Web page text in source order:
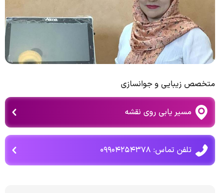
متخصص زیبایی و جوانسازی
مسیر یابی روی نقشه
تلفن تماس: ۰۹۹۰۴۲۵۴۳۷۸